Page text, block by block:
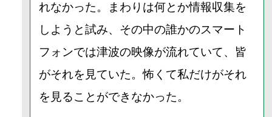
れなかった。まわりは何とか情報収集を
しようと試み、その中の誰かのスマート
フォンでは津波の映像が流れていて、皆
がそれを見ていた。怖くて私だけがそれ
を見ることができなかった。